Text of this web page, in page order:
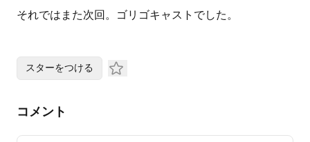
それではまた次回。ゴリゴキャストでした。
スターをつける
コメント